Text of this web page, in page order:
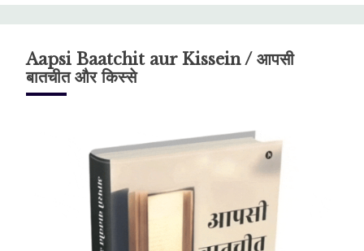
Aapsi Baatchit aur Kissein / आपसी
बातचीत और किस्से